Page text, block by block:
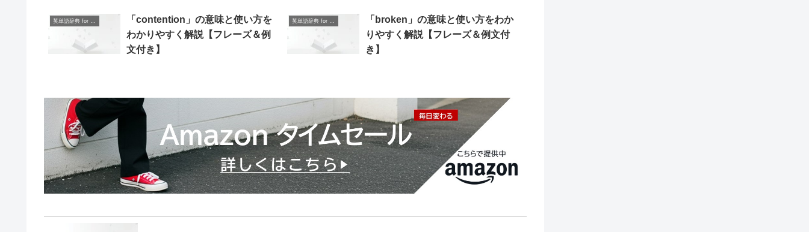
英単語辞典 for Beginners
「contention」の意味と使い方を
わかりやすく解説【フレーズ＆例
文付き】
英単語辞典 for Beginners
「broken」の意味と使い方をわか
りやすく解説【フレーズ＆例文付
き】